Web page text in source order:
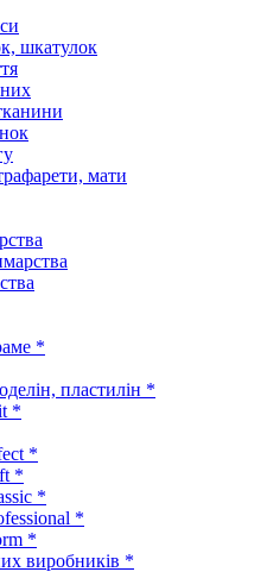
шкатулок
мати
*
пластилін *
*
*
*
*
*
*
виробників *